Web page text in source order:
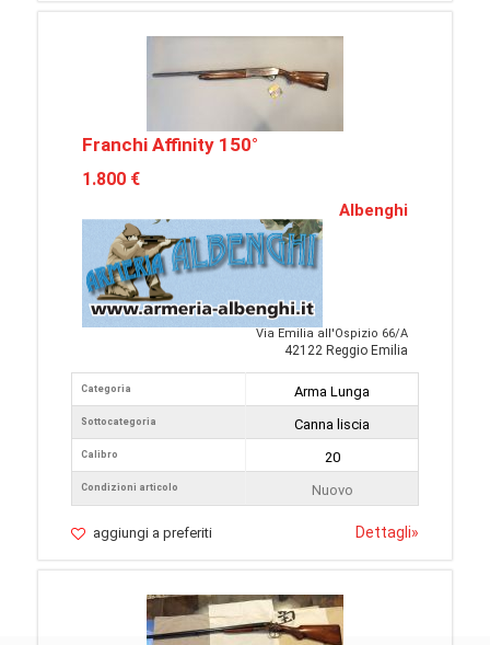
Franchi Affinity 150°
1.800 €
Albenghi
Via Emilia all'Ospizio 66/A
42122 Reggio Emilia
Categoria
Sottocategoria
Calibro
Condizioni articolo
Arma Lunga
Canna liscia
20
Nuovo
aggiungi a preferiti Dettagli»